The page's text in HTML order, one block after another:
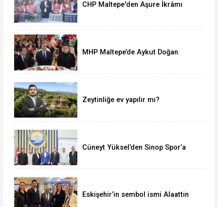
CHP Maltepe'den Aşure İkrâmı
MHP Maltepe’de Aykut Doğan
Zeytinliğe ev yapılır mı?
Cüneyt Yüksel’den Sinop Spor’a
Eskişehir’in sembol ismi Alaattin